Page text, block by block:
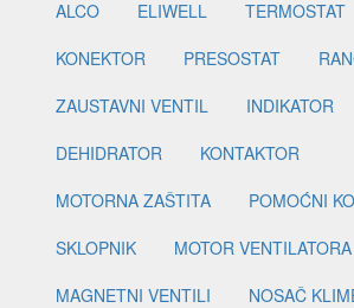
ALCO
ELIWELL TERMOSTAT
KONEKTOR
PRESOSTAT
ZAUSTAVNI VENTIL
INDIKATOR
DEHIDRATOR
KONTAKTOR
MOTORNA ZAŠTITA
POMOĆNI
SKLOPNIK
MOTOR VENTILATORA
MAGNETNI VENTILI
NOSAČ